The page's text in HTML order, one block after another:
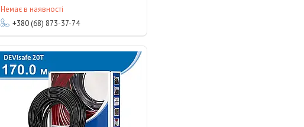
Немає в наявності
+380 (68) 873-37-74